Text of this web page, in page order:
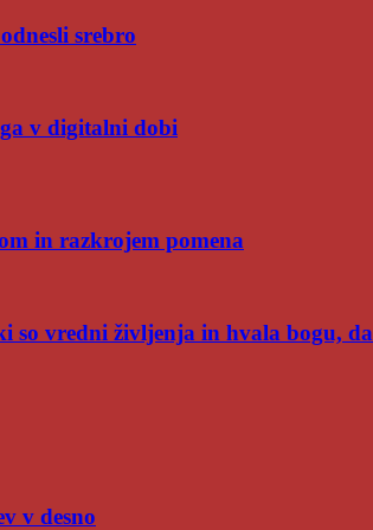
srebro
v digitalni dobi
in razkrojem pomena
so vredni življenja in hvala bogu, da
v desno